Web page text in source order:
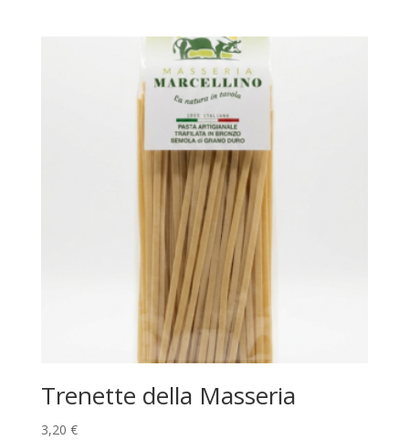
Trenette della Masseria
3,20 €